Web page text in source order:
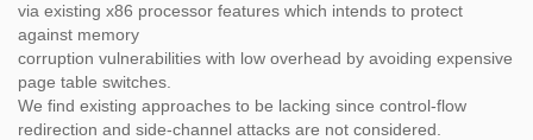
via existing x86 processor features which intends to protect
against memory
corruption vulnerabilities with low overhead by avoiding expensive
page table switches.
We find existing approaches to be lacking since control-flow
redirection and side-channel attacks are not considered.